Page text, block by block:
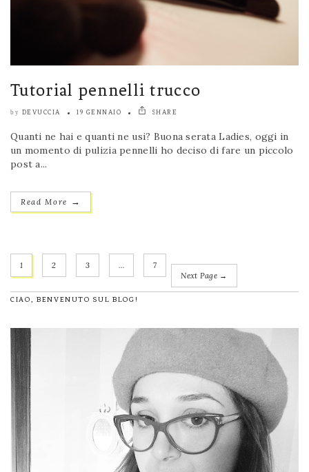
Tutorial pennelli trucco
by DEVUCCIA 19 GENNAIO SHARE
Quanti ne hai e quanti ne usi? Buona serata Ladies, oggi in
un momento di pulizia pennelli ho deciso di fare un piccolo
post a...
Read More →
1 2 3 …
7
Next Page →
CIAO, BENVENUTO SUL BLOG!